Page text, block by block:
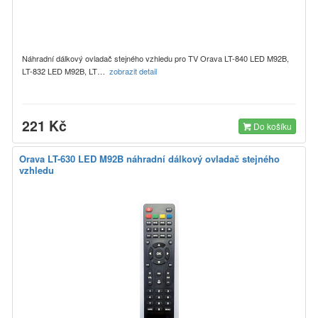
Náhradní dálkový ovladač stejného vzhledu pro TV Orava LT-840 LED M92B,
LT-832 LED M92B, LT… zobrazit detail
221 Kč Do košíku
Orava LT-630 LED M92B náhradní dálkový ovladač stejného
vzhledu